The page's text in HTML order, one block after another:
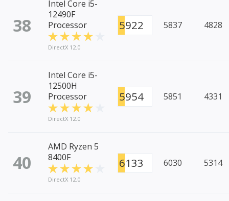
38
Intel Core i5-
12490F
Processor
DirectX 12.0
5922 5837 4828
39
Intel Core i5-
12500H
Processor
DirectX 12.0
5954 5851 4331
40
AMD Ryzen 5
8400F
DirectX 12.0
6133 6030 5314